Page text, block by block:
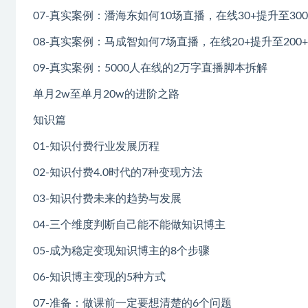
07-真实案例：潘海东如何10场直播，在线30+提升至
08-真实案例：马成智如何7场直播，在线20+提升至200+
09-真实案例：5000人在线的2万字直播脚本拆解
单月2w至单月20w的进阶之路
知识篇
01-知识付费行业发展历程
02-知识付费4.0时代的7种变现方法
03-知识付费未来的趋势与发展
04-三个维度判断自己能不能做知识博主
05-成为稳定变现知识博主的8个步骤
06-知识博主变现的5种方式
07-准备：做课前一定要想清楚的6个问题